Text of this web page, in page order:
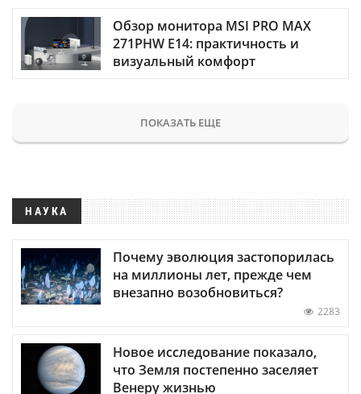
Обзор монитора MSI PRO MAX
271PHW E14: практичность и
визуальный комфорт
ПОКАЗАТЬ ЕЩЕ
НАУКА
Почему эволюция застопорилась
на миллионы лет, прежде чем
внезапно возобновиться?
2283
Новое исследование показало,
что Земля постепенно заселяет
Венеру жизнью